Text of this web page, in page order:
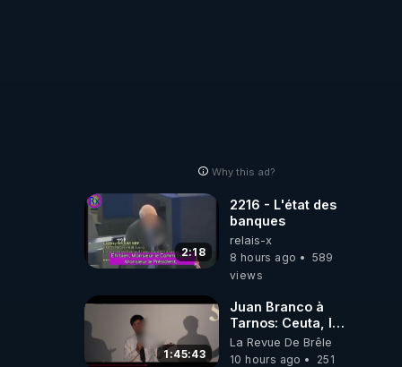
Why this ad?
2:18
2216 - L'état des
banques
relais-x
8 hours ago
589
views
1:45:43
Juan Branco à
Tarnos: Ceuta, le
narcotrafic et le
pouvoir en France
La Revue De Brêle
10 hours ago
251